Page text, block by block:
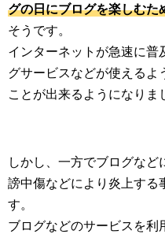
グの日にブログを楽しむた
そうです。
インターネットが急速に普
グサービスなどが使えるよ
ことが出来るようになりま
しかし、一方でブログな
謗中傷などにより炎上する
す。
ブログなどのサービスを